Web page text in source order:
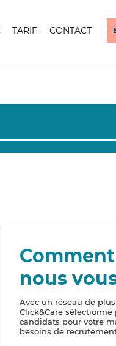
TARIF CONTACT
nous
Avec un réseau de
Click&Care
candidats pour votre
besoins de